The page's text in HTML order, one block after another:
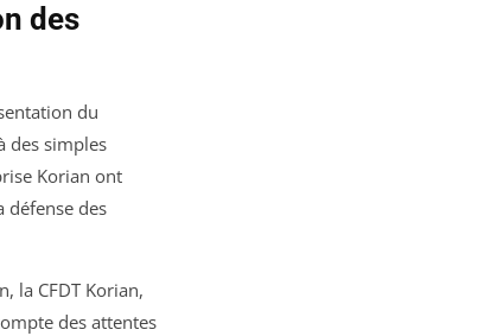
des
du
des simples
Korian ont
défense des
la CFDT Korian,
des attentes